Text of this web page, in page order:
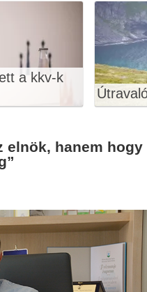
a kkv-k
elnök, hanem hogy